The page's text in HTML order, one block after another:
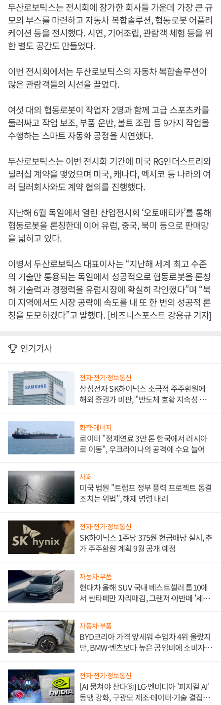
두산로보틱스는 전시회에 참가한 회사들 가운데 가장 큰 규
모의 부스를 마련하고 자동차 복합솔루션, 협동로봇 어플리
케이션 등을 전시했다. 시연, 기어조립, 관람객 체험 등을 위
한 별도 공간도 만들었다.
이번 전시회에서는 두산로보틱스의 자동차 복합솔루션이
많은 관람객들의 시선을 끌었다.
여섯 대의 협동로봇이 작업자 2명과 함께 고급 스포츠카를
둘러싸고 작업 보조, 부품 운반, 볼트 조립 등 9가지 작업을
수행하는 스마트 자동화 공정을 시연했다.
두산로보틱스는 이번 전시회 기간에 미국 RG인더스트리와
딜러십 계약을 맺었으며 미국, 캐나다, 멕시코 등 나라의 여
러 딜러회사와도 계약 협의를 진행했다.
지난해 6월 독일에서 열린 산업전시회 ‘오토매티카’를 통해
협동로봇을 론칭한데 이어 유럽, 중국, 북미 등으로 판매망
을 넓히고 있다.
이병서 두산로보틱스 대표이사는 “지난해 세계 최고 수준
의 기술만 통용되는 독일에서 성공적으로 협동로봇을 론칭
해 기술력과 경쟁력을 유럽시장에 확실히 각인했다”며 “북
미 지역에서도 시장 공략에 속도를 내 또 한 번의 성공적 론
칭을 도모하겠다”고 말했다. [비즈니스포스트 강용규 기자]
인기기사
전자·전기·정보통신
삼성전자 SK하이닉스 소극적 주주환원에
해외 증권가 비판, "반도체 호황 지속성 의
화학·에너지
로이터 "정제연료 3만 톤 한국에서 러시아
로 이동", 우크라이나의 공격에 수요 늘어
사회
미국 법원 "트럼프 정부 풍력 프로젝트 동결
조치는 위법", 해제 명령 내려
전자·전기·정보통신
SK하이닉스 1주당 375원 현금배당 실시, 추
가 주주환원 계획 9월 공개 예정
자동차·부품
현대차 올해 SUV 국내 베스트셀러 톱10에
서 싼타페만 자리매김, 그랜저·아반떼 '세단
자동차·부품
BYD코리아 가격 앞세워 수입차 4위 올랐지
만, BMW·벤츠보다 높은 공임비에 소비자
전자·전기·정보통신
[AI 뭉쳐야 산다⑧] LG·엔비디아 '피지컬 AI'
동맹 강화, 구광모 제조·데이터·기술 결집